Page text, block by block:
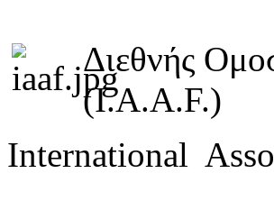
Διεθνής
(I.A.A.F.)
International